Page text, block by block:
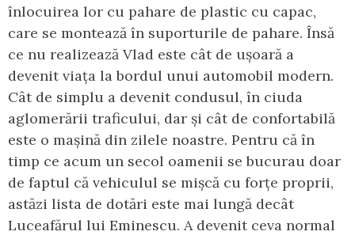
înlocuirea lor cu pahare de plastic cu capac,
care se montează în suporturile de pahare. Însă
ce nu realizează Vlad este cât de ușoară a
devenit viața la bordul unui automobil modern.
Cât de simplu a devenit condusul, în ciuda
aglomerării traficului, dar și cât de confortabilă
este o mașină din zilele noastre. Pentru că în
timp ce acum un secol oamenii se bucurau doar
de faptul că vehiculul se mișcă cu forțe proprii,
astăzi lista de dotări este mai lungă decât
Luceafărul lui Eminescu. A devenit ceva normal